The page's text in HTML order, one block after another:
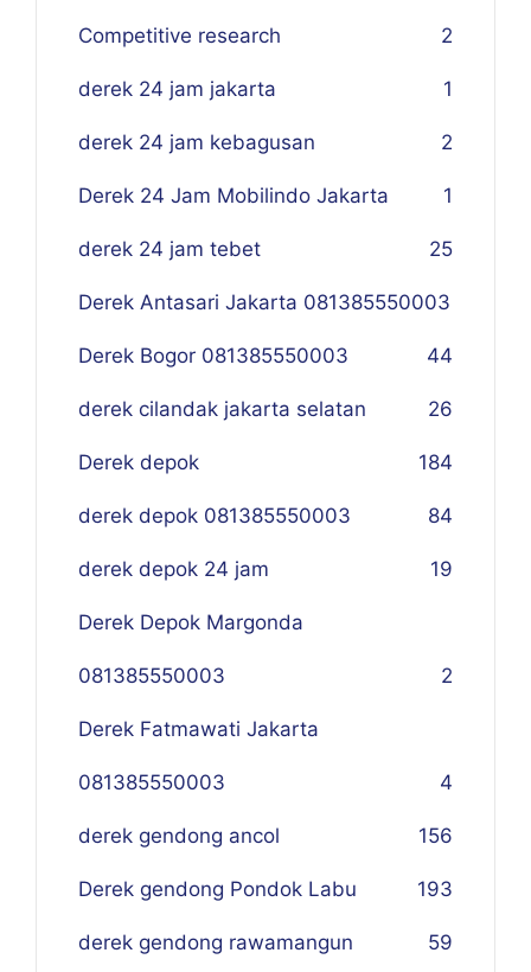
Competitive research 2
derek 24 jam jakarta 1
derek 24 jam kebagusan 2
Derek 24 Jam Mobilindo Jakarta 1
derek 24 jam tebet 25
Derek Antasari Jakarta 081385550003
4
Derek Bogor 081385550003 4
derek cilandak jakarta selatan 26
Derek depok 184
derek depok 081385550003 84
derek depok 24 jam 19
Derek Depok Margonda
081385550003 2
Derek Fatmawati Jakarta
081385550003 4
derek gendong ancol 156
Derek gendong Pondok Labu 193
derek gendong rawamangun 59